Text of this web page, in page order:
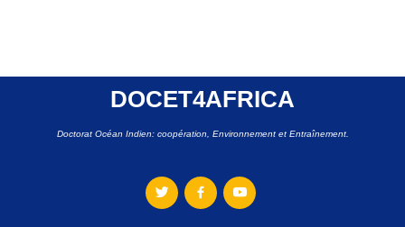
DOCET4AFRICA
Doctorat Océan Indien: coopération, Environnement et Entraînement.